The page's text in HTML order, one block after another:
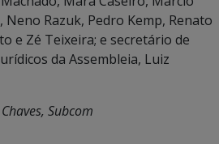
Neno Razuk, Pedro Kemp, Renato
e Zé Teixeira; e secretário de
da Assembleia, Luiz
Subcom